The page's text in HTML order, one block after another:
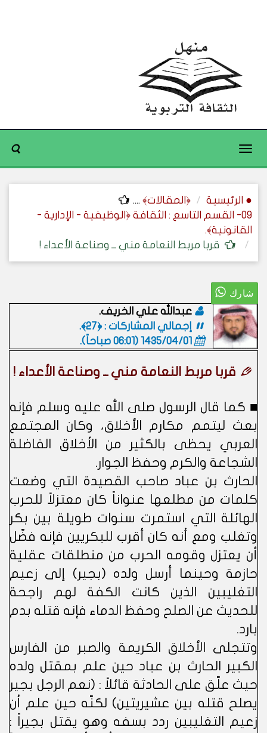
Toggle
● الرئيسية ﴿المقالات﴾ ....
09- القسم التاسع : الثقافة ﴿الوظيفية - الإدارية -
القانونية﴾.
قربا مربط النعامة مني ــ وصناعة الأعداء !
عبدالله علي الخريف.
إجمالي المشاركات : ﴿27﴾.
1435/04/01 (06:01 صباحاً)
.
قربا مربط النعامة مني ــ وصناعة الأعداء !
■ كما قال الرسول صلى الله عليه وسلم فإنه
بعث ليتمم مكارم الأخلاق، وكان المجتمع
العربي يحظى بالكثير من الأخلاق الفاضلة
الشجاعة والكرم وحفظ الجوار.
الحارث بن عباد صاحب القصيدة التي وضعت
كلمات من مطلعها عنواناً كان معتزلاً للحرب
الهائلة التي استمرت سنوات طويلة بين بكر
وتغلب ومع أنه كان أقرب للبكريين فإنه فضّل
أن يعتزل وقومه الحرب من منطلقات عقلية
حازمة وحينما أرسل ولده (بجير) إلى زعيم
التغليبين الذين كانت الكفة لهم راجحة
للحديث عن الصلح وحفظ الدماء فإنه قتله بدم
بارد.
وتتجلى الأخلاق الكريمة والصبر من الفارس
الكبير الحارث بن عباد حين علم بمقتل ولده
حيث علّق على الحادثة قائلاً : (نعم الرجل بجير
يصلح قتله بين عشيريتين) لكنّه حين علم أن
زعيم التغليبين ردد بسفه وهو يقتل بجيراً :